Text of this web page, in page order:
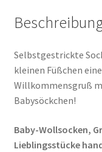
Selbstgestrickte
kleinen Füßchen
Willkommensgruß
Babysöckchen!
Baby-Wollsocken,
Lieblingsstücke